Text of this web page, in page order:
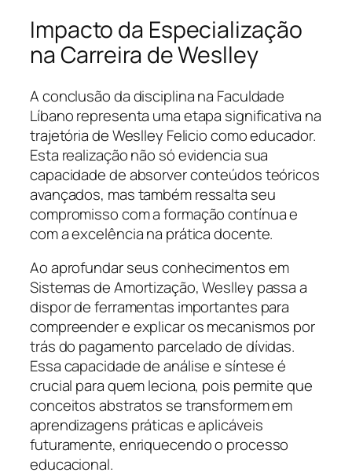
Impacto da Especialização
na Carreira de Weslley
A conclusão da disciplina na Faculdade
Líbano representa uma etapa significativa na
trajetória de Weslley Felicio como educador.
Esta realização não só evidencia sua
capacidade de absorver conteúdos teóricos
avançados, mas também ressalta seu
compromisso com a formação contínua e
com a excelência na prática docente.
Ao aprofundar seus conhecimentos em
Sistemas de Amortização, Weslley passa a
dispor de ferramentas importantes para
compreender e explicar os mecanismos por
trás do pagamento parcelado de dívidas.
Essa capacidade de análise e síntese é
crucial para quem leciona, pois permite que
conceitos abstratos se transformem em
aprendizagens práticas e aplicáveis
futuramente, enriquecendo o processo
educacional.